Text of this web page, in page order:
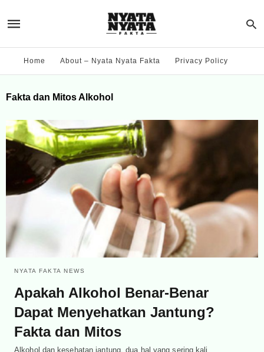
Home About – Nyata Nyata Fakta Privacy Policy
Fakta dan Mitos Alkohol
NYATA FAKTA NEWS
Apakah Alkohol Benar-Benar
Dapat Menyehatkan Jantung?
Fakta dan Mitos
Alkohol dan kesehatan jantung, dua hal yang sering kali